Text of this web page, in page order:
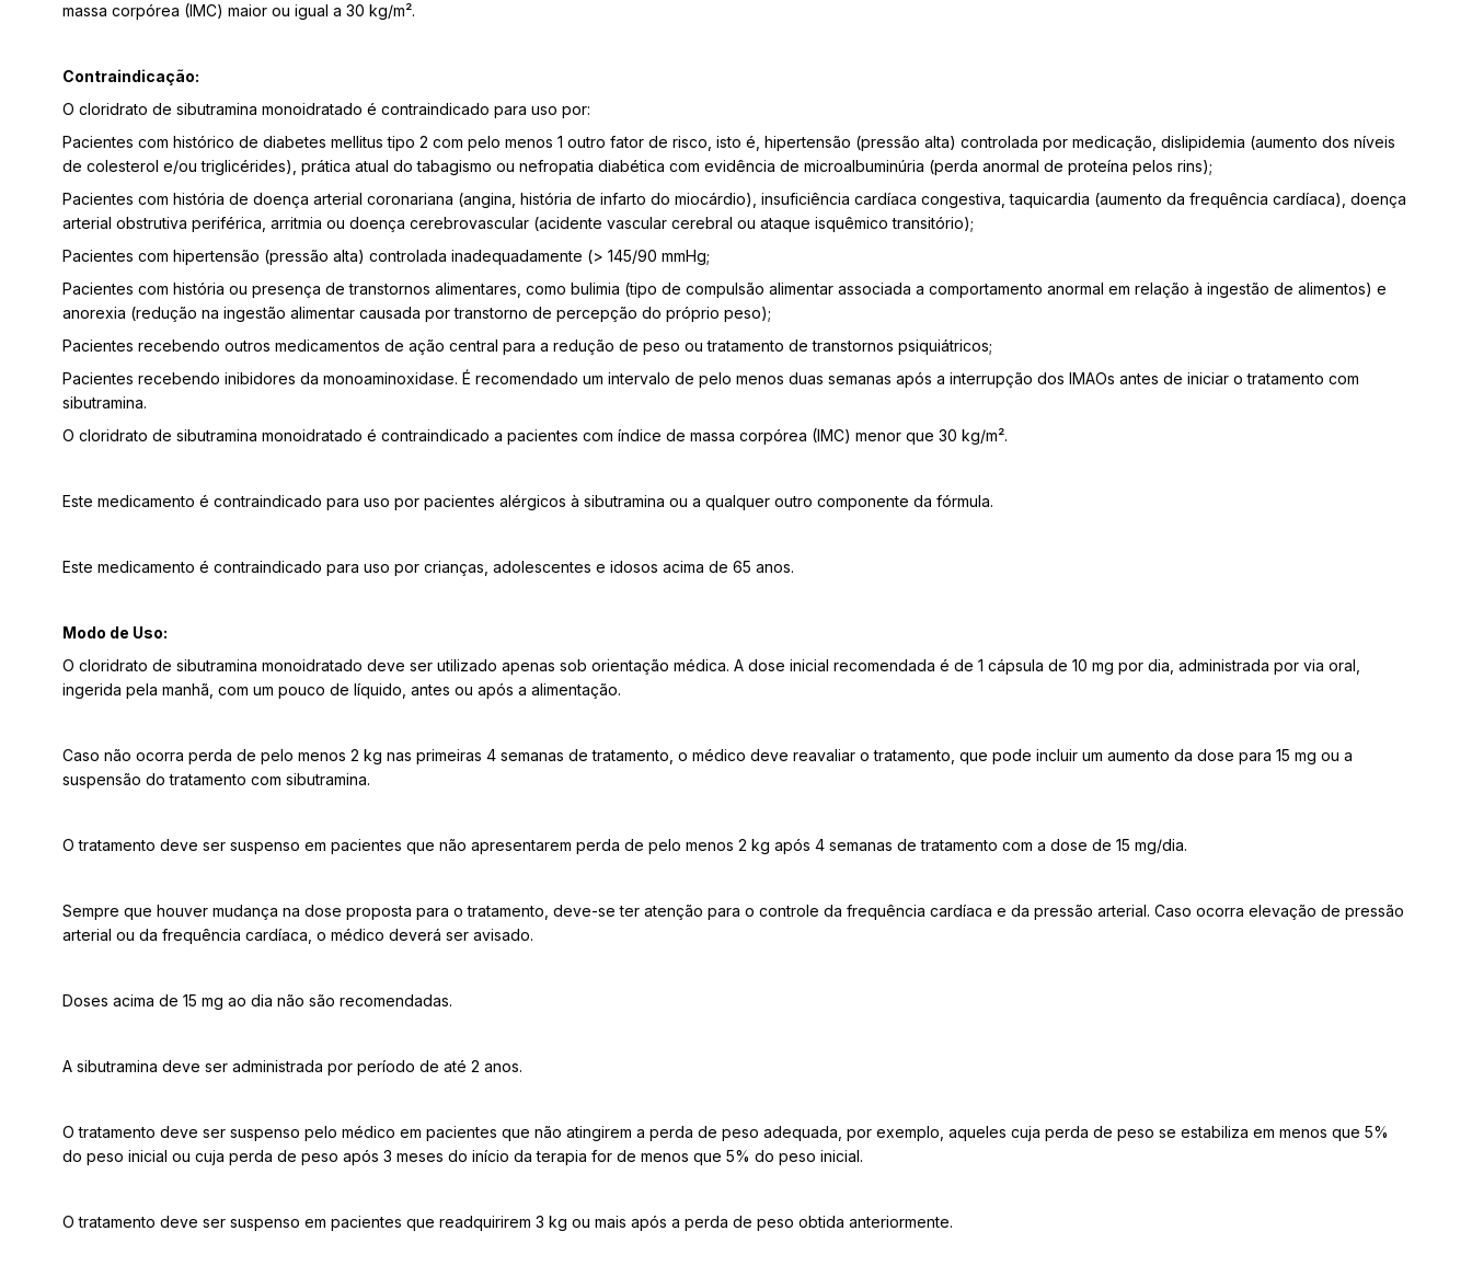
massa corpórea (IMC) maior ou igual a 30 kg/m².
Contraindicação:
O cloridrato de sibutramina monoidratado é contraindicado para uso por:
Pacientes com histórico de diabetes mellitus tipo 2 com pelo menos 1 outro fator de risco, isto é, hipertensão (pressão alta) controlada por medicação, dislipidemia (aumento dos níveis
de colesterol e/ou triglicérides), prática atual do tabagismo ou nefropatia diabética com evidência de microalbuminúria (perda anormal de proteína pelos rins);
Pacientes com história de doença arterial coronariana (angina, história de infarto do miocárdio), insuficiência cardíaca congestiva, taquicardia (aumento da frequência cardíaca), doença
arterial obstrutiva periférica, arritmia ou doença cerebrovascular (acidente vascular cerebral ou ataque isquêmico transitório);
Pacientes com hipertensão (pressão alta) controlada inadequadamente (> 145/90 mmHg;
Pacientes com história ou presença de transtornos alimentares, como bulimia (tipo de compulsão alimentar associada a comportamento anormal em relação à ingestão de alimentos) e
anorexia (redução na ingestão alimentar causada por transtorno de percepção do próprio peso);
Pacientes recebendo outros medicamentos de ação central para a redução de peso ou tratamento de transtornos psiquiátricos;
Pacientes recebendo inibidores da monoaminoxidase. É recomendado um intervalo de pelo menos duas semanas após a interrupção dos IMAOs antes de iniciar o tratamento com
sibutramina.
O cloridrato de sibutramina monoidratado é contraindicado a pacientes com índice de massa corpórea (IMC) menor que 30 kg/m².
Este medicamento é contraindicado para uso por pacientes alérgicos à sibutramina ou a qualquer outro componente da fórmula.
Este medicamento é contraindicado para uso por crianças, adolescentes e idosos acima de 65 anos.
Modo de Uso:
O cloridrato de sibutramina monoidratado deve ser utilizado apenas sob orientação médica. A dose inicial recomendada é de 1 cápsula de 10 mg por dia, administrada por via oral,
ingerida pela manhã, com um pouco de líquido, antes ou após a alimentação.
Caso não ocorra perda de pelo menos 2 kg nas primeiras 4 semanas de tratamento, o médico deve reavaliar o tratamento, que pode incluir um aumento da dose para 15 mg ou a
suspensão do tratamento com sibutramina.
O tratamento deve ser suspenso em pacientes que não apresentarem perda de pelo menos 2 kg após 4 semanas de tratamento com a dose de 15 mg/dia.
Sempre que houver mudança na dose proposta para o tratamento, deve-se ter atenção para o controle da frequência cardíaca e da pressão arterial. Caso ocorra elevação de pressão
arterial ou da frequência cardíaca, o médico deverá ser avisado.
Doses acima de 15 mg ao dia não são recomendadas.
A sibutramina deve ser administrada por período de até 2 anos.
O tratamento deve ser suspenso pelo médico em pacientes que não atingirem a perda de peso adequada, por exemplo, aqueles cuja perda de peso se estabiliza em menos que 5%
do peso inicial ou cuja perda de peso após 3 meses do início da terapia for de menos que 5% do peso inicial.
O tratamento deve ser suspenso em pacientes que readquirirem 3 kg ou mais após a perda de peso obtida anteriormente.